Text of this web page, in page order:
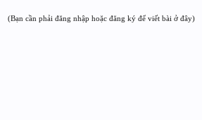
(Bạn cần phải đăng nhập hoặc đăng ký để viết bài ở đây)